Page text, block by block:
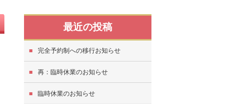
最近の投稿
完全予約制への移行お知らせ
再：臨時休業のお知らせ
臨時休業のお知らせ